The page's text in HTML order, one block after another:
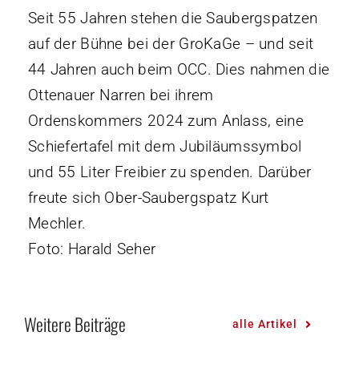
Unterstützen
Kontakt
Seit 55 Jahren stehen die Saubergspatzen
auf der Bühne bei der GroKaGe – und seit
44 Jahren auch beim OCC. Dies nahmen die
Ottenauer Narren bei ihrem
Ordenskommers 2024 zum Anlass, eine
Schiefertafel mit dem Jubiläumssymbol
und 55 Liter Freibier zu spenden. Darüber
freute sich Ober-Saubergspatz Kurt
Mechler.
Foto: Harald Seher
Weitere Beiträge alle Artikel